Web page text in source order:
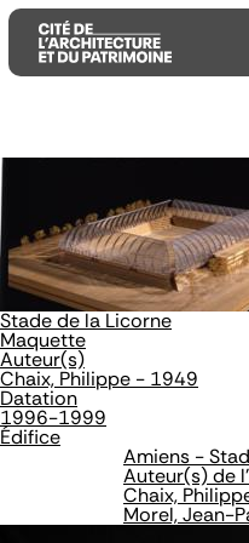
Aller
au
contenu
principal
Aller
au
menu
principal
Aller
à
la
recherche
Stade de la Licorne
Maquette
Auteur(s)
Chaix, Philippe - 1949
Datation
1996-1999
Édifice
Amiens -
Auteur(s) de
Chaix,
Morel, Jean-